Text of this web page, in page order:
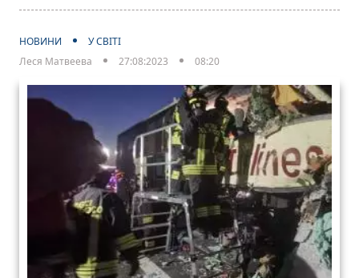
НОВИНИ
У СВІТІ
Леся Матвеева
27:08:2023 08:20